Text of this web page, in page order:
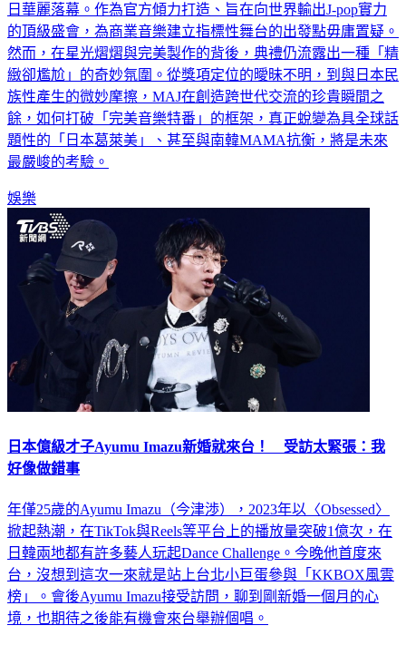
日華麗落幕。作為官方傾力打造、旨在向世界輸出J-pop實力
的頂級盛會，為商業音樂建立指標性舞台的出發點毋庸置疑。
然而，在星光熠熠與完美製作的背後，典禮仍流露出一種「精
緻卻尷尬」的奇妙氛圍。從獎項定位的曖昧不明，到與日本民
族性產生的微妙摩擦，MAJ在創造跨世代交流的珍貴瞬間之
餘，如何打破「完美音樂特番」的框架，真正蛻變為具全球話
題性的「日本葛萊美」、甚至與南韓MAMA抗衡，將是未來
最嚴峻的考驗。
娛樂
日本億級才子Ayumu Imazu新婚就來台！ 受訪太緊張：我
好像做錯事
年僅25歲的Ayumu Imazu（今津渉），2023年以〈Obsessed〉
掀起熱潮，在TikTok與Reels等平台上的播放量突破1億次，在
日韓兩地都有許多藝人玩起Dance Challenge。今晚他首度來
台，沒想到這次一來就是站上台北小巨蛋參與「KKBOX風雲
榜」。會後Ayumu Imazu接受訪問，聊到剛新婚一個月的心
境，也期待之後能有機會來台舉辦個唱。